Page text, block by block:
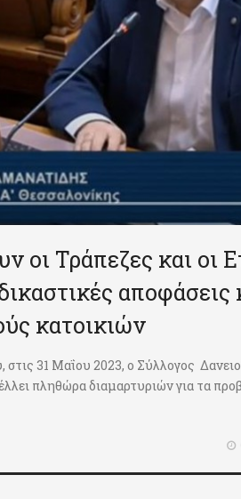
οι Τράπεζες και οι
αποφάσεις
κατοικιών
στις 31 Μαΐου 2023, ο Σύλλογος
πληθώρα διαμαρτυριών για τα